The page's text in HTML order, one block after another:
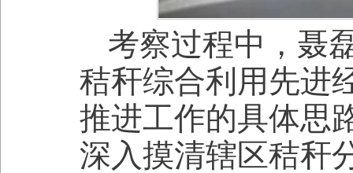
考察过程中，聂
秸秆综合利用先进
推进工作的具体思
深入摸清辖区秸秆